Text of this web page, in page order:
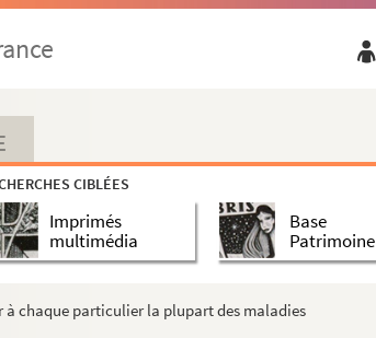
CIBLÉES
Imprimés
multimédia
Base
Patrimoine
à chaque particulier la plupart des maladies
par Monsieur Reynard
par Monsieur Reynard
II, roi de Prusse